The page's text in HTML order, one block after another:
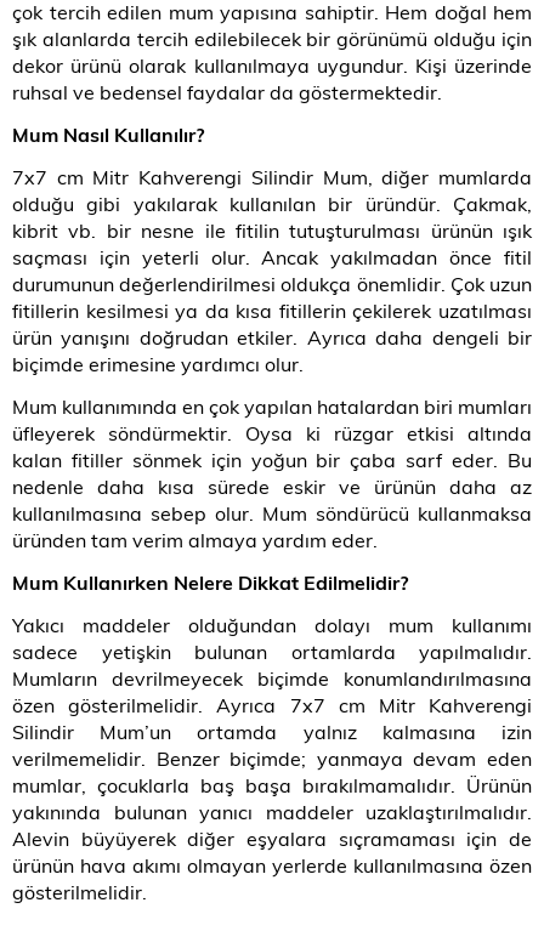
çok tercih edilen mum yapısına sahiptir. Hem doğal hem
şık alanlarda tercih edilebilecek bir görünümü olduğu için
dekor ürünü olarak kullanılmaya uygundur. Kişi üzerinde
ruhsal ve bedensel faydalar da göstermektedir.
Mum Nasıl Kullanılır?
7x7 cm Mitr Kahverengi Silindir Mum, diğer mumlarda
olduğu gibi yakılarak kullanılan bir üründür. Çakmak,
kibrit vb. bir nesne ile fitilin tutuşturulması ürünün ışık
saçması için yeterli olur. Ancak yakılmadan önce fitil
durumunun değerlendirilmesi oldukça önemlidir. Çok uzun
fitillerin kesilmesi ya da kısa fitillerin çekilerek uzatılması
ürün yanışını doğrudan etkiler. Ayrıca daha dengeli bir
biçimde erimesine yardımcı olur.
Mum kullanımında en çok yapılan hatalardan biri mumları
üfleyerek söndürmektir. Oysa ki rüzgar etkisi altında
kalan fitiller sönmek için yoğun bir çaba sarf eder. Bu
nedenle daha kısa sürede eskir ve ürünün daha az
kullanılmasına sebep olur. Mum söndürücü kullanmaksa
üründen tam verim almaya yardım eder.
Mum Kullanırken Nelere Dikkat Edilmelidir?
Yakıcı maddeler olduğundan dolayı mum kullanımı
sadece yetişkin bulunan ortamlarda yapılmalıdır.
Mumların devrilmeyecek biçimde konumlandırılmasına
özen gösterilmelidir. Ayrıca 7x7 cm Mitr Kahverengi
Silindir Mum’un ortamda yalnız kalmasına izin
verilmemelidir. Benzer biçimde; yanmaya devam eden
mumlar, çocuklarla baş başa bırakılmamalıdır. Ürünün
yakınında bulunan yanıcı maddeler uzaklaştırılmalıdır.
Alevin büyüyerek diğer eşyalara sıçramaması için de
ürünün hava akımı olmayan yerlerde kullanılmasına özen
gösterilmelidir.